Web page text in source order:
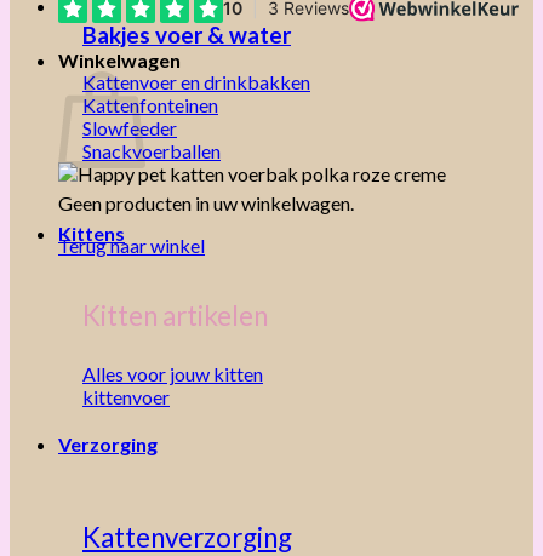
Winkelwagen
Geen producten in uw winkelwagen.
Terug naar winkel
Bakjes voer & water
Kattenvoer en drinkbakken
Kattenfonteinen
Slowfeeder
Snackvoerballen
Kittens
Kitten artikelen
Alles voor jouw kitten
kittenvoer
Verzorging
Kattenverzorging